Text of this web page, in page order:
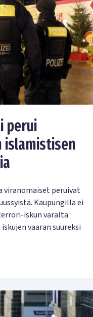
perui
islamistisen
viranomaiset peruivat
Kaupungilla ei
iskun varalta.
vaaran suureksi